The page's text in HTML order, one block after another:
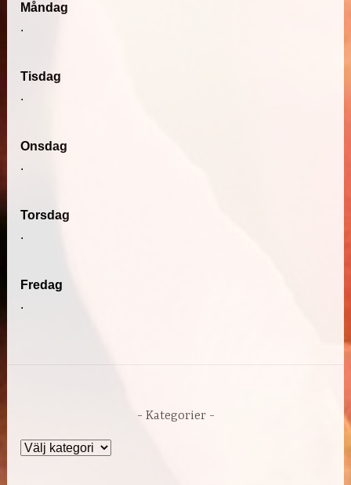
Måndag
.
Tisdag
.
Onsdag
.
Torsdag
.
Fredag
.
Kategorier
Kategorier